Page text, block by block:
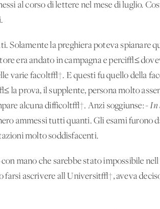
al corso di lettere nel mese di luglio.
Solamente la preghiera poteva spianare
era andato in campagna e perci√≤
varie facolt√†. E questi fu quello della
la prova, il supplente, persona molto
alcuna difficolt√†. Anzi soggiunse: -In
ammessi tutti quanti. Gli esami furono
molto soddisfacenti.
mano che sarebbe stato impossibile
ascrivere all'Universit√†, aveva